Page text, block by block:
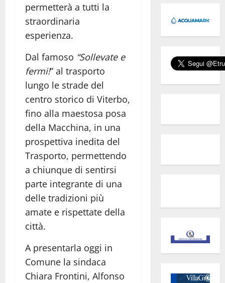
permetterà a tutti la
straordinaria
esperienza.
Dal famoso “Sollevate e
fermi!” al trasporto
lungo le strade del
centro storico di Viterbo,
fino alla maestosa posa
della Macchina, in una
prospettiva inedita del
Trasporto, permettendo
a chiunque di sentirsi
parte integrante di una
delle tradizioni più
amate e rispettate della
città.
A presentarla oggi in
Comune la sindaca
Chiara Frontini, Alfonso